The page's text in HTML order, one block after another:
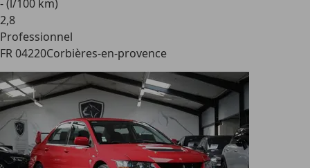
- (l/100 km)
2,8
Professionnel
FR 04220Corbières-en-provence